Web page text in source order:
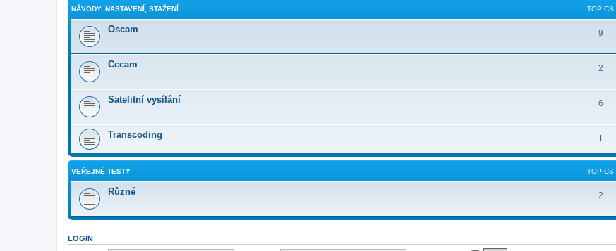
NÁVODY, NASTAVENÍ, STAŽENÍ... TOPICS
Oscam 9
Cccam 2
Satelitní vysílání 6
Transcoding 1
VEŘEJNÉ TESTY TOPICS
Různé 2
LOGIN